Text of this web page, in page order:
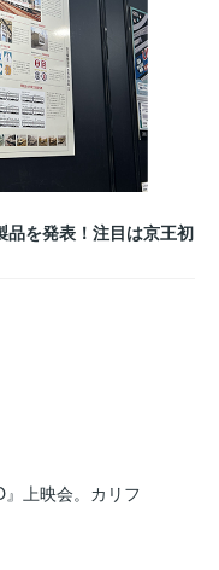
を発表！注目は京王初